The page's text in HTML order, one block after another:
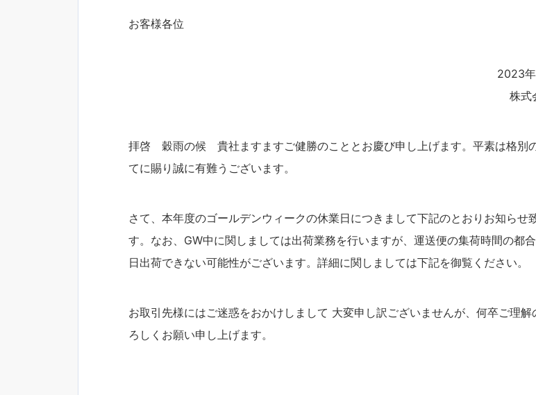
お客様各位
2023
株
拝啓 穀雨の候 貴社ますますご健勝のこととお慶び申し上げます。平素は格別
てに賜り誠に有難うございます。
さて、本年度のゴールデンウィークの休業日につきまして下記のとおりお知らせ
す。なお、GW中に関しましては出荷業務を行いますが、運送便の集荷時間の都
日出荷できない可能性がございます。詳細に関しましては下記を御覧ください。
お取引先様にはご迷惑をおかけしまして 大変申し訳ございませんが、何卒ご理解
ろしくお願い申し上げます。